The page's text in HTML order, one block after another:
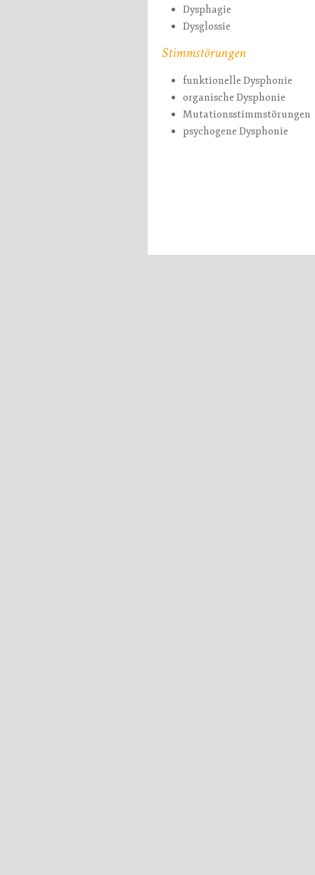
Dysphagie
Dysglossie
Stimmstörungen
funktionelle Dysphonie
organische Dysphonie
Mutationsstimmstörungen
psychogene Dysphonie